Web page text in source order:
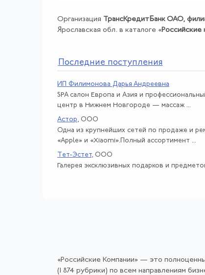
Организация ТрансКредитБанк ОАО,
Ярославская обл. в каталоге «Российские
Последние поступления
ИП Филимонова Дарья Андреевна
SPA салон Европа и Азия и
центр в Нижнем Новгороде — массаж ...
Астор , ООО
Одна из крупнейших сетей по продаже и
«Apple» и «Xiaomi».Полный ассортимент ...
Тет-Эстет, ООО
Галерея эксклюзивных подарков и
«Российские Компании» — это
(1 874 рубрики) по всем направлениям